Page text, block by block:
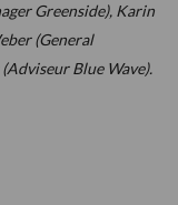
Greenside), Karin
(General
Blue Wave).